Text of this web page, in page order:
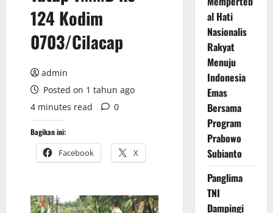
124 Kodim
0703/Cilacap
admin
Posted on 1 tahun ago
4 minutes read
0
Bagikan ini:
Facebook X
al Hati
Nasionalis
Rakyat
Menuju
Indonesia
Emas
Bersama
Program
Prabowo
Subianto
Panglima
TNI
Dampingi